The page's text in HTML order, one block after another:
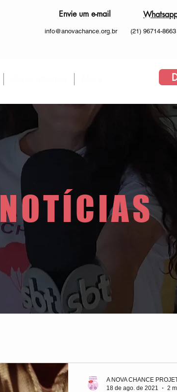
Envie um e-mail
info@anovachance.org.br (21) 96714-8663
NOTÍCIAS
A NOVA CHANCE
18 de ago. de 2021
2